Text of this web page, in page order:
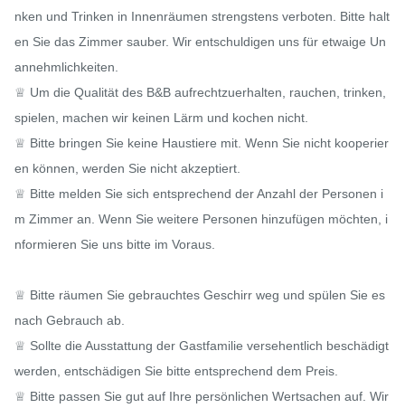
nken und Trinken in Innenräumen strengstens verboten. Bitte halt
en Sie das Zimmer sauber. Wir entschuldigen uns für etwaige Un
annehmlichkeiten.
♕ Um die Qualität des B&B aufrechtzuerhalten, rauchen, trinken,
spielen, machen wir keinen Lärm und kochen nicht.
♕ Bitte bringen Sie keine Haustiere mit. Wenn Sie nicht kooperier
en können, werden Sie nicht akzeptiert.
♕ Bitte melden Sie sich entsprechend der Anzahl der Personen i
m Zimmer an. Wenn Sie weitere Personen hinzufügen möchten, i
nformieren Sie uns bitte im Voraus.
♕ Bitte räumen Sie gebrauchtes Geschirr weg und spülen Sie es
nach Gebrauch ab.
♕ Sollte die Ausstattung der Gastfamilie versehentlich beschädigt
werden, entschädigen Sie bitte entsprechend dem Preis.
♕ Bitte passen Sie gut auf Ihre persönlichen Wertsachen auf. Wir